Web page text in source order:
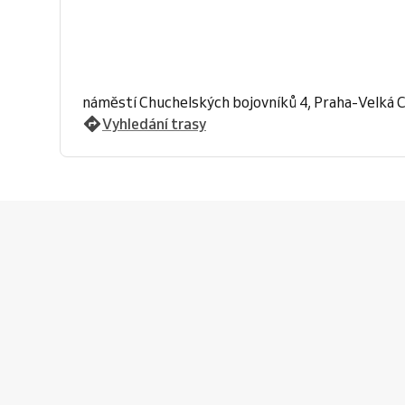
náměstí Chuchelských bojovníků 4, Praha-Velká
Vyhledání trasy